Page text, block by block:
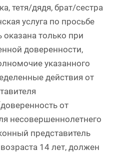
тетя/дядя, брат/сестра
услуга по просьбе
только при
доверенности,
указанного
действия от
от
несовершеннолетнего
представитель
14 лет, должен